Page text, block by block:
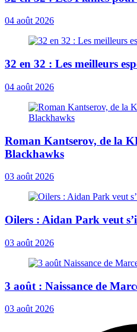
04 août 2026
32 en 32 : Les meilleurs
04 août 2026
Roman Kantserov, de la
Blackhawks
03 août 2026
Oilers : Aidan Park veut
03 août 2026
3 août : Naissance de
03 août 2026